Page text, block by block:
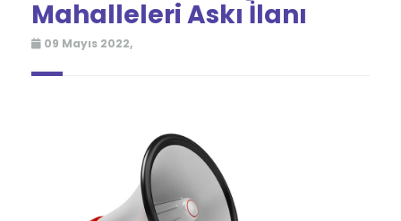
Mahalleleri Askı İlanı
09 Mayıs 2022,